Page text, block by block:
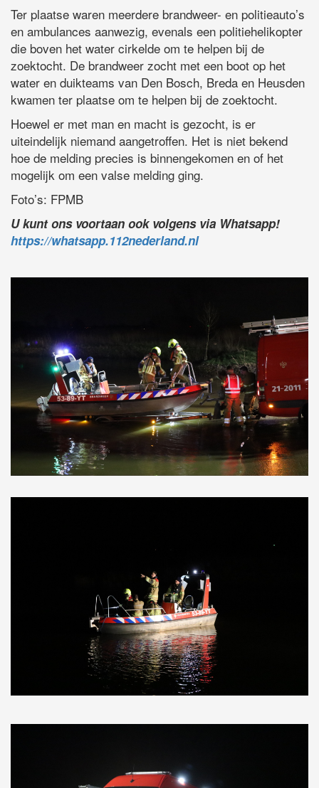
Ter plaatse waren meerdere brandweer- en politieauto’s
en ambulances aanwezig, evenals een politiehelikopter
die boven het water cirkelde om te helpen bij de
zoektocht. De brandweer zocht met een boot op het
water en duikteams van Den Bosch, Breda en Heusden
kwamen ter plaatse om te helpen bij de zoektocht.
Hoewel er met man en macht is gezocht, is er
uiteindelijk niemand aangetroffen. Het is niet bekend
hoe de melding precies is binnengekomen en of het
mogelijk om een valse melding ging.
Foto’s: FPMB
U kunt ons voortaan ook volgens via Whatsapp!
https://whatsapp.112nederland.nl